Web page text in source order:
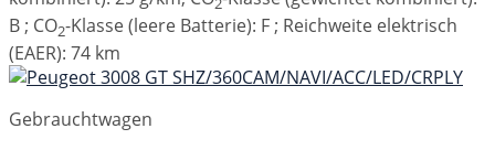
B ; CO2-Klasse (leere Batterie): F ; Reichweite elektrisch
(EAER): 74 km
Gebrauchtwagen